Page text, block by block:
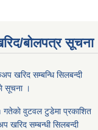
बोलपत्र सूचना
खरिद सम्बन्धि सिलबन्दी
सूचना ।
गतेकाे वुटवल टुडेमा प्रकाशित
खरिद सम्बन्धी सिलबन्दी